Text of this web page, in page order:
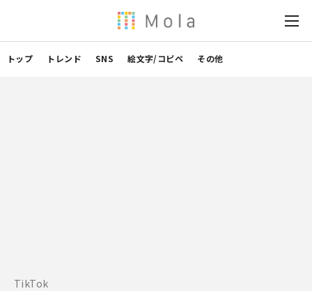
トップ トレンド SNS 絵文字/コピペ その他
TikTok